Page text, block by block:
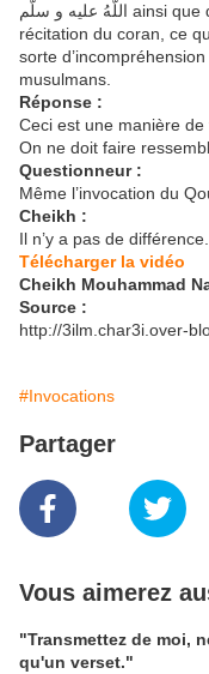
اللّهُ عليه و سلّم ainsi que des invocations avec les règles de
récitation du coran, ce
sorte
musulmans.
Réponse :
Ceci est une manière de
On ne doit faire
Questionneur :
Même l’invocation du
Cheikh :
Il n’y a pas de différence.
Télécharger la vidéo
Cheikh Mouhammad
Source :
http://3ilm.char3i.over-
#Invocations
Partager
Vous aimerez
"Transmettez de moi,
qu'un verset."